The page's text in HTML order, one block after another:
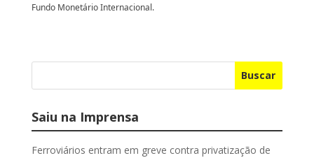
Fundo Monetário Internacional.
Buscar
Saiu na Imprensa
Ferroviários entram em greve contra privatização de